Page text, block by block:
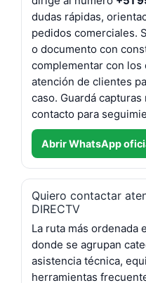
dudas rápidas,
pedidos comerciales.
o documento con
complementar con los
atención de clientes
caso. Guardá
contacto para
Abrir WhatsApp
Quiero contactar
DIRECTV
La ruta más ordenada
donde se agrupan
asistencia técnica,
herramientas